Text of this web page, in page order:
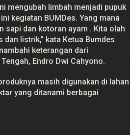
mengubah limbah menjadi pupuk
kegiatan BUMDes. Yang mana
sapi dan kotoran ayam . Kita olah
listrik,” kata Ketua Bumdes
keterangan dari
Endro Dwi Cahyono.
masih digunakan di lahan
yang ditanami berbagai